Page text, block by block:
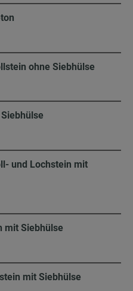
ohne Siebhülse
und Lochstein mit
mit Siebhülse
mit Siebhülse